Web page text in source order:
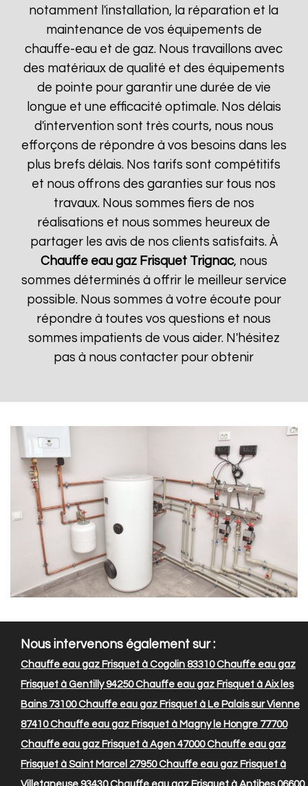
notamment l'installation, la réparation et la
maintenance de vos équipements de
chauffe-eau et de gaz. Nous travaillons avec
des matériaux de qualité et des équipements
de pointe pour garantir une durée de vie
longue et une efficacité optimale. Nos délais
d'intervention sont très courts, nous nous
efforçons de répondre à vos besoins dans les
plus brefs délais. Nos tarifs sont compétitifs
et nous offrons des garanties sur tous nos
travaux. Nous sommes fiers de nos
réalisations et nous sommes heureux de
partager les avis de nos clients satisfaits. À
Chauffe eau gaz Frisquet Trignac, nous
sommes déterminés à offrir le meilleur service
possible. Nous sommes à votre écoute pour
répondre à toutes vos questions et nous
sommes impatients de vous aider. N'hésitez
pas à nous contacter pour obtenir
Nous intervenons également sur :
Chauffe eau gaz Frisquet à Cogolin 83310Chauffe eau gaz
Frisquet à Gentilly 94250Chauffe eau gaz Frisquet à Aix les
Bains 73100Chauffe eau gaz Frisquet à Le Palais sur Vienne
87410Chauffe eau gaz Frisquet à Magny le Hongre 77700
Chauffe eau gaz Frisquet à Agen 47000Chauffe eau gaz
Frisquet à Saint Marcel 27950Chauffe eau gaz Frisquet à